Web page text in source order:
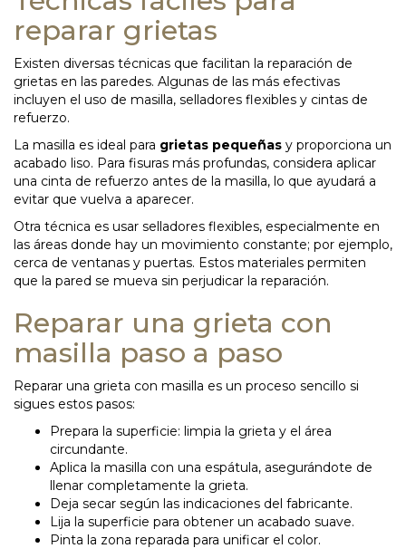
reparar grietas
Existen diversas técnicas que facilitan la reparación de
grietas en las paredes. Algunas de las más efectivas
incluyen el uso de masilla, selladores flexibles y cintas de
refuerzo.
La masilla es ideal para grietas pequeñas y proporciona un
acabado liso. Para fisuras más profundas, considera aplicar
una cinta de refuerzo antes de la masilla, lo que ayudará a
evitar que vuelva a aparecer.
Otra técnica es usar selladores flexibles, especialmente en
las áreas donde hay un movimiento constante; por ejemplo,
cerca de ventanas y puertas. Estos materiales permiten
que la pared se mueva sin perjudicar la reparación.
Reparar una grieta con
masilla paso a paso
Reparar una grieta con masilla es un proceso sencillo si
sigues estos pasos:
Prepara la superficie: limpia la grieta y el área
circundante.
Aplica la masilla con una espátula, asegurándote de
llenar completamente la grieta.
Deja secar según las indicaciones del fabricante.
Lija la superficie para obtener un acabado suave.
Pinta la zona reparada para unificar el color.